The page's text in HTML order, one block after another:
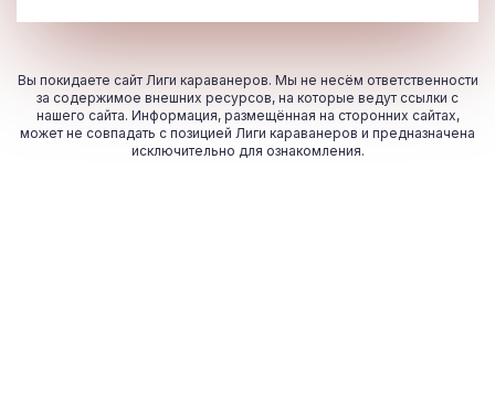
Вы покидаете сайт Лиги караванеров. Мы не несём ответственности
за содержимое внешних ресурсов, на которые ведут ссылки с
нашего сайта. Информация, размещённая на сторонних сайтах,
может не совпадать с позицией Лиги караванеров и предназначена
исключительно для ознакомления.